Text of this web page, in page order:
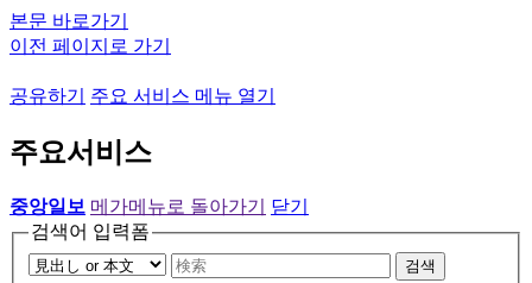
본문 바로가기
이전 페이지로 가기
공유하기 주요 서비스 메뉴 열기
주요서비스
중앙일보 메가메뉴로 돌아가기
닫기
검색어 입력폼
검색